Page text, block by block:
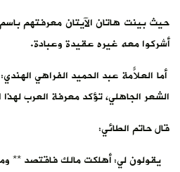
حيث بينت هاتان الآيتان معرفتهم
أشركوا معه غيره عقيدة وعبادة.
أما العلاّمة عبد الحميد الفراهي
الشعر الجاهلي، تؤكد معرفة العرب لهذا
قال حاتم الطائي:
يقولون لي: أهلكت مالك فاقتصد **